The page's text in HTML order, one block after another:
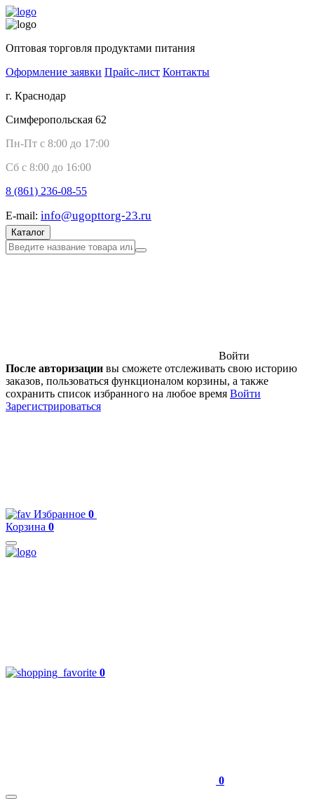
Оптовая торговля продуктами питания
Оформление заявки Прайс-лист Контакты
г. Краснодар
Симферопольская 62
Пн-Пт с 8:00 до 17:00
Сб с 8:00 до 16:00
8 (861) 236-08-55
E-mail: info@ugopttorg-23.ru
Каталог
Войти
После авторизации вы сможете отслеживать свою историю
заказов, пользоваться функционалом корзины, а также
сохранить список избранного на любое время Войти
Зарегистрироваться
Избранное 0
Корзина 0
0
0